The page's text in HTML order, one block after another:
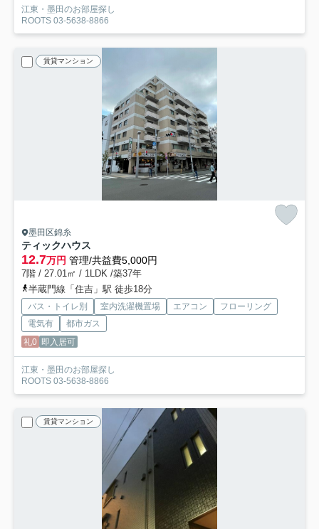
江東・墨田のお部屋探し
ROOTS 03-5638-8866
賃貸マンション
墨田区錦糸
ティックハウス
12.7万円 管理/共益費5,000円
7階 / 27.01㎡ / 1LDK /築37年
半蔵門線「住吉」駅 徒歩18分
バス・トイレ別 室内洗濯機置場 エアコン
フローリング
電気有
都市ガス
礼0 即入居可
江東・墨田のお部屋探し
ROOTS 03-5638-8866
賃貸マンション